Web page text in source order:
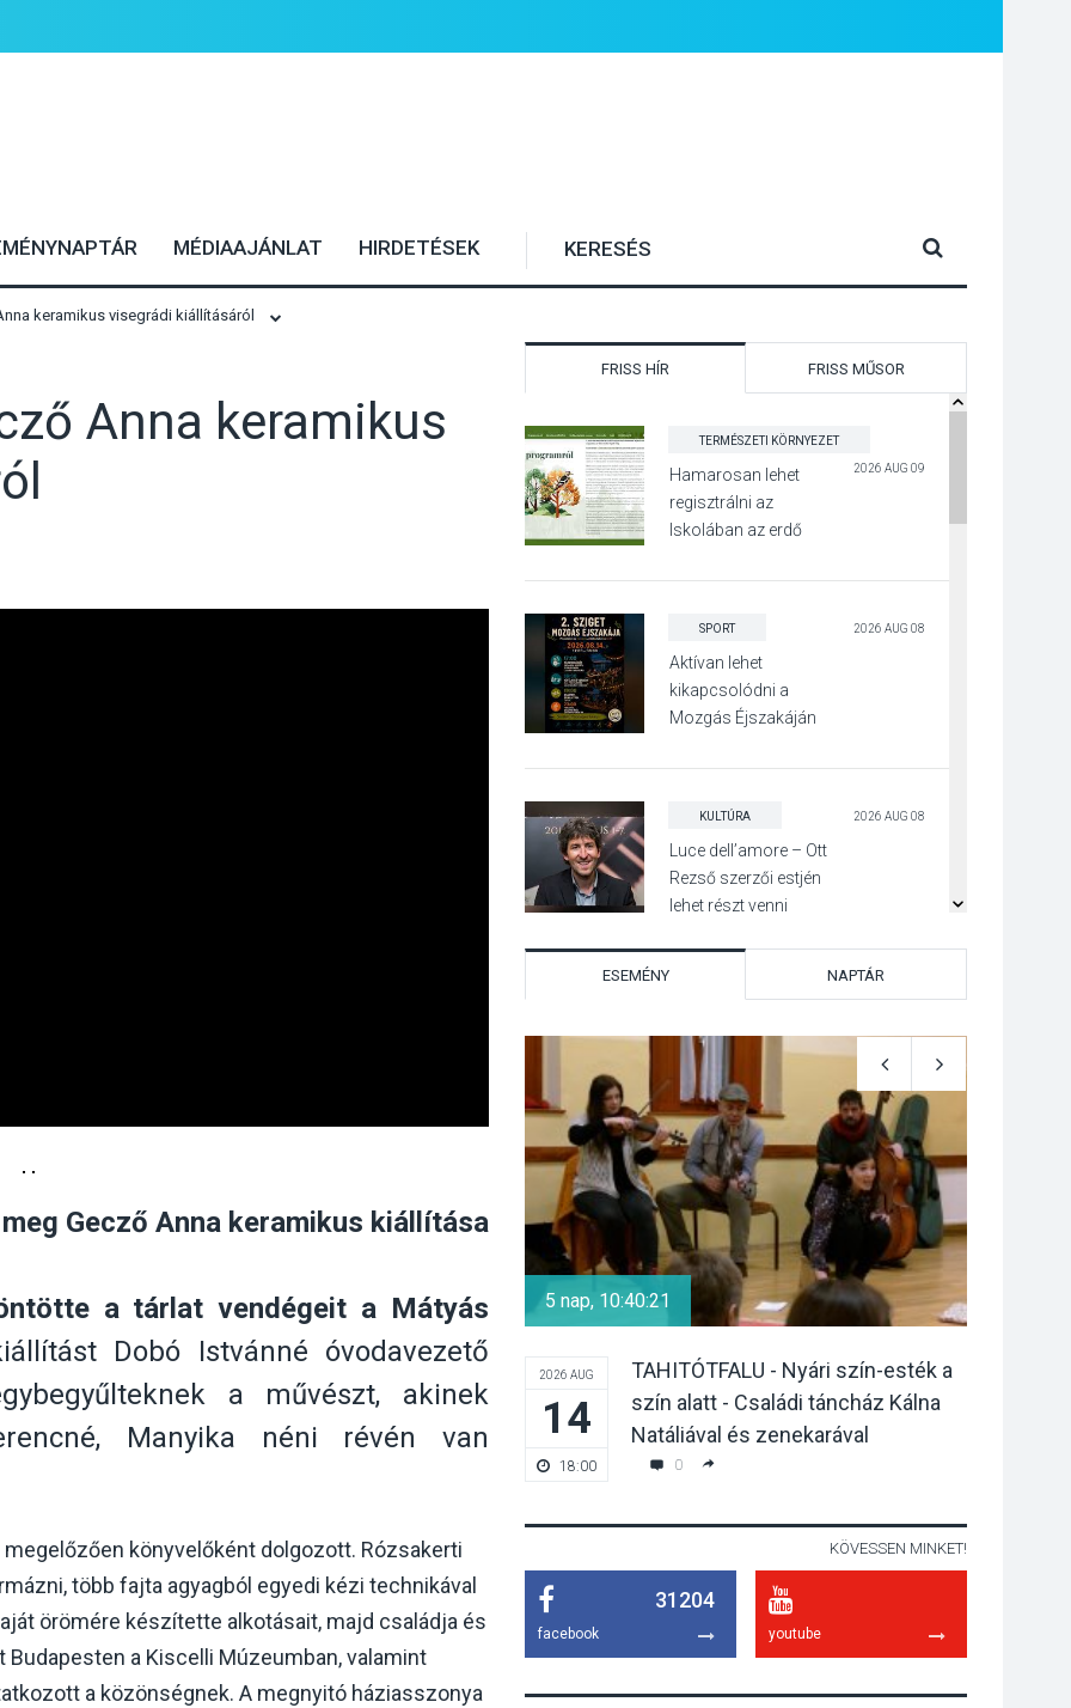
MÉDIAAJÁNLAT HIRDETÉSEK
keramikus visegrádi kiállításáról
Anna keramikus
Gecző Anna keramikus kiállítása
a tárlat vendégeit a Mátyás
Dobó Istvánné óvodavezető
a művészt, akinek
Manyika néni révén van
könyvelőként dolgozott. Rózsakerti
több fajta agyagból egyedi kézi technikával
örömére készítette alkotásait, majd családja és
a Kiscelli Múzeumban, valamint
a közönségnek. A megnyitó háziasszonya
FRISS HÍR FRISS MŰSOR
TERMÉSZETI KÖRNYEZET
2026 AUG 09
Hamarosan lehet
regisztrálni az
Iskolában az erdő
SPORT 2026 AUG 08
Aktívan lehet
kikapcsolódni a
Mozgás Éjszakáján
Surányban
KULTÚRA 2026 AUG 08
Luce dell’amore – Ott
Rezső szerzői estjén
lehet részt venni
KÖZÉLET 2026 AUG 08
Felhívás a gyermekek
fokozott védelmére a
nyári hőségben
KULTÚRA 2026 AUG 07
Reneszánsz dallamok
csendülnek fel a
visegrádi Királyi Palota
díszudvarában
KULTÚRA 2026 AUG 07
Dunavirág Ünnep
Verőcén – két nap a
Duna élővilágának
A napokban is nő a
talajközeli
ózonmennyiség
ESEMÉNY NAPTÁR
5 nap, 10:40:20
2026 AUG
14
18:00
TAHITÓTFALU - Nyári szín-esték a
szín alatt - Családi táncház Kálna
Natáliával és zenekarával
0
KÖVESSEN MINKET!
31204
facebook youtube